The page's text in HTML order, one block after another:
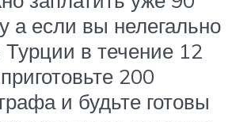
а если вы нелегально
в течение 12
200
и будьте готовы